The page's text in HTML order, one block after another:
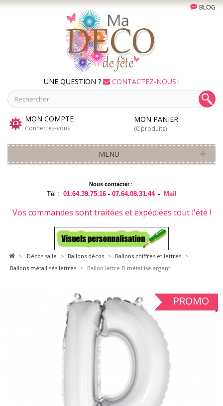
BLOG
UNE QUESTION ? CONTACTEZ-NOUS !
MON COMPTE
Connectez-vous
MON PANIER
(0 produits)
MENU
Nous contacter:
Tél : 01.64.39.75.16 -07.64.08.31.44 - Mail
Vos commandes sont traitées et expédiées tout l'été !
> décos salle > ballons décos > ballons chiffres et lettres >
ballons métallisés lettres > Ballon lettre D métallisé argent
PROMO